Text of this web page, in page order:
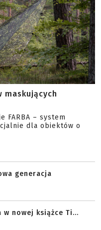
maskujących
FARBA – system
dla obiektów o
generacja
nowej książce Ti...